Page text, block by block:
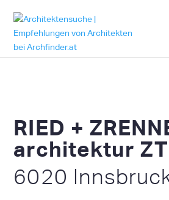
RIED +
architektur ZT
6020